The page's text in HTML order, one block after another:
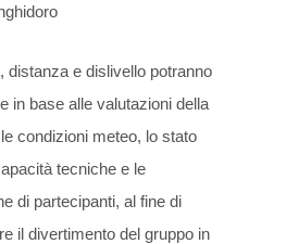
distanza e dislivello potranno
in base alle valutazioni della
condizioni meteo, lo stato
tecniche e le
di partecipanti, al fine di
il divertimento del gruppo in